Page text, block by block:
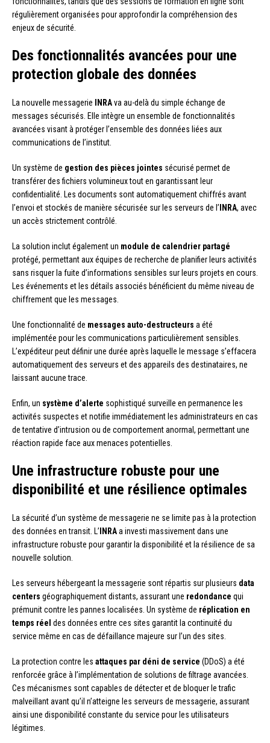
régulièrement organisées pour approfondir la compréhension des
enjeux de sécurité.
Des fonctionnalités avancées pour une
protection globale des données
La nouvelle messagerie INRAva au-delà du simple échange de
messages sécurisés. Elle intègre un ensemble de fonctionnalités
avancées visant à protéger l’ensemble des données liées aux
communications de l’institut.
Un système de gestion des pièces jointes sécurisé permet de
transférer des fichiers volumineux tout en garantissant leur
confidentialité. Les documents sont automatiquement chiffrés avant
l’envoi et stockés de manière sécurisée sur les serveurs de l’ INRA, avec
un accès strictement contrôlé.
La solution inclut également un module de calendrier partagé
protégé, permettant aux équipes de recherche de planifier leurs activités
sans risquer la fuite d’informations sensibles sur leurs projets en cours.
Les événements et les détails associés bénéficient du même niveau de
chiffrement que les messages.
Une fonctionnalité de messages auto-destructeurs a été
implémentée pour les communications particulièrement sensibles.
L’expéditeur peut définir une durée après laquelle le message s’effacera
automatiquement des serveurs et des appareils des destinataires, ne
laissant aucune trace.
Enfin, un système d’alerte sophistiqué surveille en permanence les
activités suspectes et notifie immédiatement les administrateurs en cas
de tentative d’intrusion ou de comportement anormal, permettant une
réaction rapide face aux menaces potentielles.
Une infrastructure robuste pour une
disponibilité et une résilience optimales
La sécurité d’un système de messagerie ne se limite pas à la protection
des données en transit. L’ INRAa investi massivement dans une
infrastructure robuste pour garantir la disponibilité et la résilience de sa
nouvelle solution.
Les serveurs hébergeant la messagerie sont répartis sur plusieurs data
centers géographiquement distants, assurant une redondance qui
prémunit contre les pannes localisées. Un système de réplication en
temps réel des données entre ces sites garantit la continuité du
service même en cas de défaillance majeure sur l’un des sites.
La protection contre les attaques par déni de service (DDoS) a été
renforcée grâce à l’implémentation de solutions de filtrage avancées.
Ces mécanismes sont capables de détecter et de bloquer le trafic
malveillant avant qu’il n’atteigne les serveurs de messagerie, assurant
ainsi une disponibilité constante du service pour les utilisateurs
légitimes.